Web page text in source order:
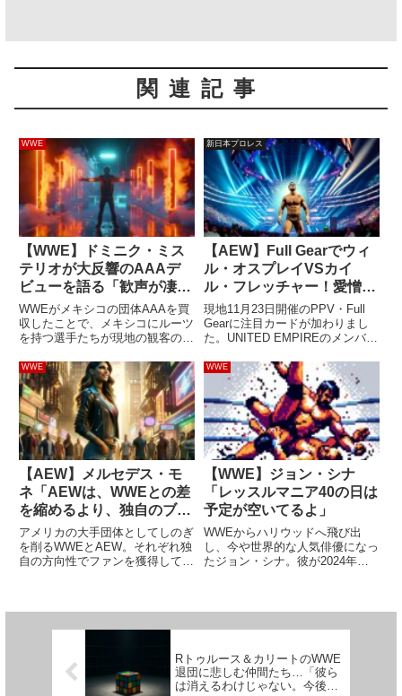
関連記事
WWE
【WWE】ドミニク・ミス
テリオが大反響のAAAデ
ビューを語る「歓声が凄す
ぎてマイクが飛んだらし
い」
WWEがメキシコの団体AAAを買
収したことで、メキシコにルーツ
を持つ選手たちが現地の観客の前
た。この倍襲撃による恩恵を最も
受けているのはドミニク・ミステ
リオかもしれません。彼はAAA
でトップスター級の人気を得る
こ...
新日本プロレス
【AEW】Full Gearでウィ
ル・オスプレイVSカイ
ル・フレッチャー！愛憎入
り乱れた激戦に期待
現地11月23日開催のPPV・Full
Gearに注目カードが加わりまし
た。UNITED EMPIREのメンバー
オスプレイとカイル・フレッチャ
ー。先日、フレッチャーはオスプ
レイを裏切ってドン・キャリス・
ファミリ...
WWE
【AEW】メルセデス・モ
ネ「AEWは、WWEとの差
を縮めるより、独自のブラ
ンドであり続けることが大
事だと思う」
アメリカの大手団体としてしのぎ
を削るWWEとAEW。それぞれ独
自の方向性でファンを獲得してき
ことではありません。WWE...
WWE
【WWE】ジョン・シナ
「レッスルマニア40の日は
予定が空いてるよ」
WWEからハリウッドへ飛び出
し、今や世界的な人気俳優になっ
たジョン・シナ。彼が2024年の
の引退を意識した発言も多い彼
Rトゥルース＆カリートのWWE
退団に悲しむ仲間たち…「彼ら
は消えるわけじゃない。今後の